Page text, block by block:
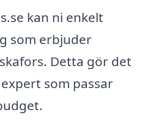
kan ni enkelt
som erbjuder
Detta gör det
som passar